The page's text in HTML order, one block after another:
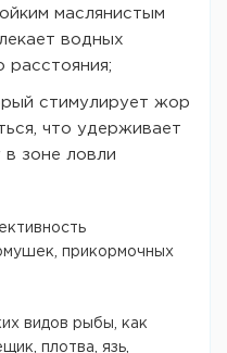
маслянистым
водных
расстояния;
стимулирует жор
что удерживает
зоне ловли
прикормочных
видов рыбы, как
плотва, язь,